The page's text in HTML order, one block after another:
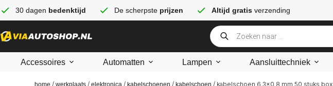
30 dagen bedenktijd De scherpste prijzen Altijd gratis verzending
Accessoires Automatten Lampen Aansluittechniek
home /werkplaats /elektronica /kabelschoenen /kabelschoen / kabelschoen 6.3×0.8 mm 50 stuks box